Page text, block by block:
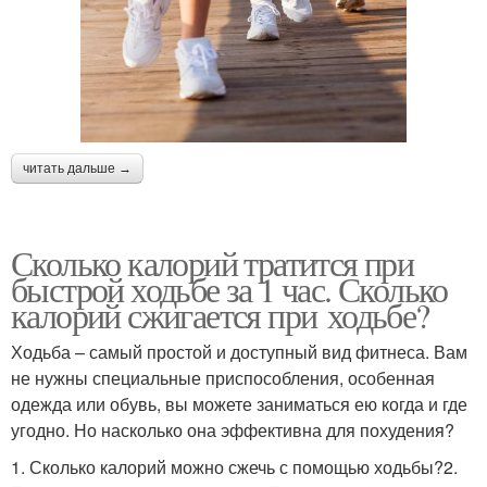
читать дальше →
Сколько калорий тратится при
быстрой ходьбе за 1 час. Сколько
калорий сжигается при ходьбе?
Ходьба – самый простой и доступный вид фитнеса. Вам
не нужны специальные приспособления, особенная
одежда или обувь, вы можете заниматься ею когда и где
угодно. Но насколько она эффективна для похудения?
1. Сколько калорий можно сжечь с помощью ходьбы?2.